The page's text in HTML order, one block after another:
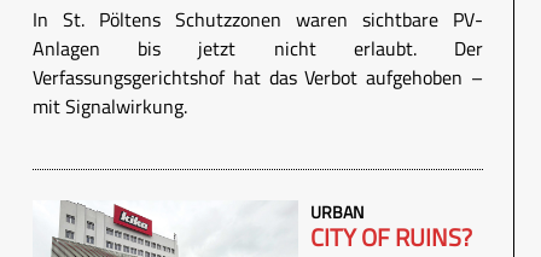
In St. Pöltens Schutzzonen waren sichtbare PV-
Anlagen bis jetzt nicht erlaubt. Der
Verfassungsgerichtshof hat das Verbot aufgehoben –
mit Signalwirkung.
URBAN
CITY OF RUINS?